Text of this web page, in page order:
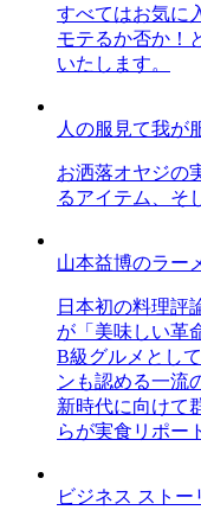
すべてはお気に
モテるか否か！
いたします。
人の服見て我が
お洒落オヤジの
るアイテム、そ
山本益博のラー
日本初の料理評
が「美味しい革
B級グルメとし
ンも認める一流
新時代に向けて
らが実食リポー
ビジネス ストー